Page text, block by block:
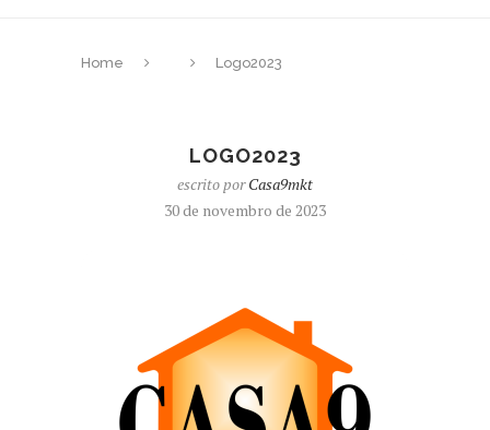
Home Logo2023
LOGO2023
escrito porCasa9mkt
30 de novembro de 2023